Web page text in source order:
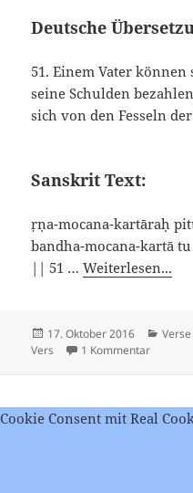
Deutsche
51. Einem Vater
seine Schulden
sich von den Fesseln
Sanskrit Text:
ṛṇa-mocana-kartāraḥ
bandha-mocana-kartā
|| 51 …Weiterlesen...
Veröffentlicht
am
17. Oktober 2016
Vers
1 Kommentarzu
Cookie Consent mit Real